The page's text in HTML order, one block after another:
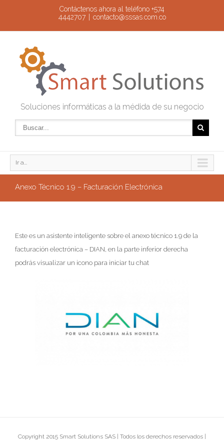
Contáctenos ahora al teléfono +574
4442707
contacto@sssas.com.co
Soluciones informáticas a la médida de su negocio
Ir a...
Anexo Técnico 1.9 – Facturación Electrónica
Este es un asistente inteligente sobre el anexo técnico 1.9 de la
facturación electrónica – DIAN, en la parte inferior derecha
podrás visualizar un icono para iniciar tu chat
Copyright 2015 Smart Solutions SAS | Todos los derechos reservados |